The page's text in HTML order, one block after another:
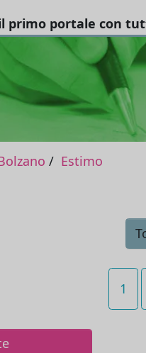
primo portale con
Estimo
1